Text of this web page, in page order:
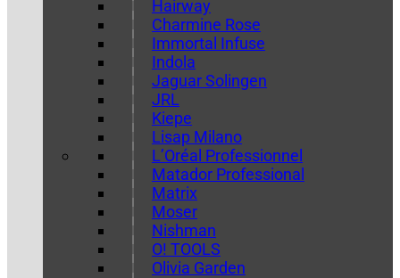
Hairway
Charmine Rose
Immortal Infuse
Indola
Jaguar Solingen
JRL
Kiepe
Lisap Milano
L’Oréal Professionnel
Matador Professional
Matrix
Moser
Nishman
O! TOOLS
Olivia Garden